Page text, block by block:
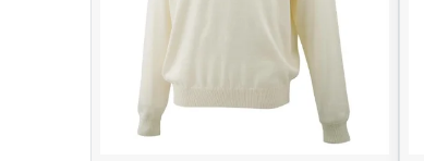
Nakupujte s jistotou u Golfshop4you.cz
Rychlé doručení a osobní přístup
Snadná výměna nebo vrácení zboží
Ověřený specializovaný golfový prodejce